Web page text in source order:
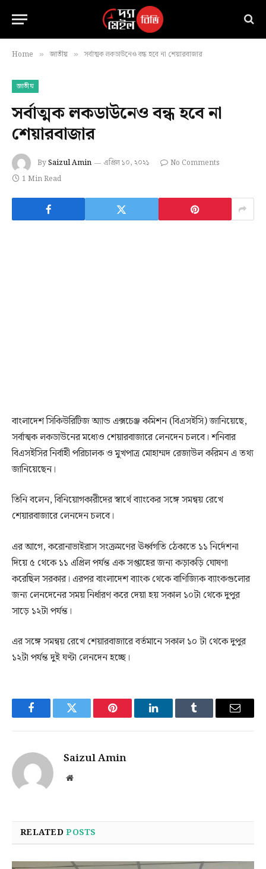
Home » জাতীয় » সর্বাত্মক লকডাউনেও বন্ধ হবে না শেয়ারবাজার
জাতীয়
সর্বাত্মক লকডাউনেও বন্ধ হবে না
শেয়ারবাজার
BySaizul Amin এপ্রিল ১০, ২০২১
No Comments
1 Min Read
বাংলাদেশ সিকিউরিটিজ অ্যান্ড এক্সচেঞ্জ কমিশন (বিএসইসি) জানিয়েছে,
সর্বাত্মক লকডাউনের মধ্যেও শেয়ারবাজারে লেনদেন চলবে। শনিবার
বিএসইসির নির্বাহী পরিচালক ও মুখপাত্র মোহাম্মদ রেজাউল করিমন এ তথ্য
জানিয়েছেন।
তিনি বলেন, বিনিয়োগকারীদের স্বার্থে ব্যাংকের সঙ্গে সমন্বয় রেখে
শেয়ারবাজারে লেনদেন চলবে।
এর আগে, করোনাভাইরাস সংক্রমণের ঊর্ধ্বগতি ঠেকাতে ১১ নির্দেশনা
দিয়ে ৫ থেকে ১১ এপ্রিল পর্যন্ত এক সপ্তাহের জন্য কড়াকড়ি ঘোষণা
করেছিল সরকার। এরপর বাংলাদেশ ব্যাংক থেকে বাণিজ্যিক ব্যাংকগুলোর
জন্য লেনদেনের সময় নির্ধারণ করে দেয়া হয় সকাল ১০টা থেকে দুপুর
সাড়ে ১২টা পর্যন্ত।
এর সঙ্গে সমন্বয় রেখে শেয়ারবাজারে বর্তমানে সকাল ১০ টা থেকে দুপুর
১২টা পর্যন্ত দুই ঘণ্টা লেনদেন হচ্ছে।
FacebookTwitter Pinterest LinkedInTumblr Email
Saizul Amin
Website
RELATEDPOSTS